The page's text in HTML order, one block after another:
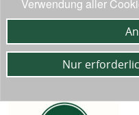
Verwendung aller
Nur